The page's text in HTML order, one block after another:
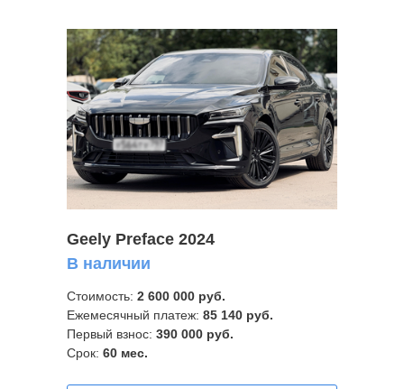
Стоимость: 2 600 000 руб.
Ежемесячный платеж: 85 140 руб.
Первый взнос: 390 000 руб.
Срок: 60 мес.
Geely Preface 2024
В наличии